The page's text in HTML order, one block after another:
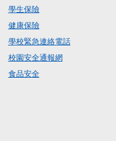
學生保險
健康保險
學校緊急連絡電話
校園安全通報網
食品安全